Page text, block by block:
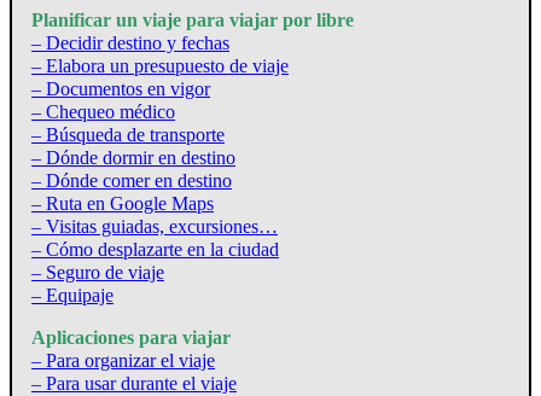
Planificar un viaje para viajar por libre
– Decidir destino y fechas
– Elabora un presupuesto de viaje
– Documentos en vigor
– Chequeo médico
– Búsqueda de transporte
– Dónde dormir en destino
– Dónde comer en destino
– Ruta en Google Maps
– Visitas guiadas, excursiones…
– Cómo desplazarte en la ciudad
– Seguro de viaje
– Equipaje
Aplicaciones para viajar
– Para organizar el viaje
– Para usar durante el viaje